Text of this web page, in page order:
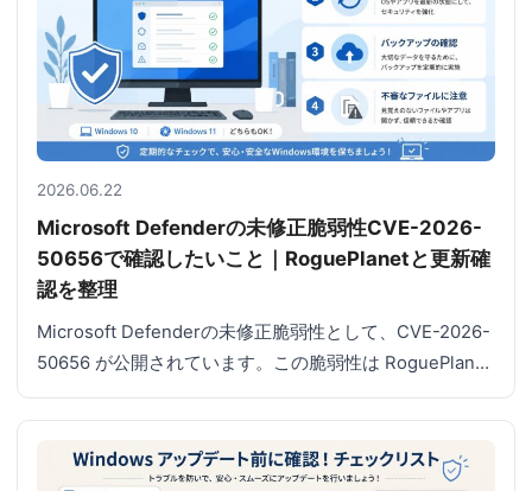
2026.06.22
Microsoft Defenderの未修正脆弱性CVE-2026-
50656で確認したいこと｜RoguePlanetと更新確
認を整理
Microsoft Defenderの未修正脆弱性として、CVE-2026-
50656 が公開されています。この脆弱性は RoguePlan…